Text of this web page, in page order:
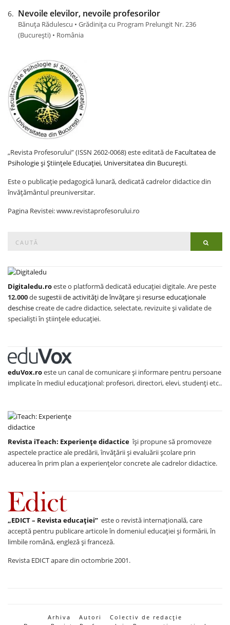
Nevoile elevilor, nevoile profesorilor
Bănuța Rădulescu • Grădinița cu Program Prelungit Nr. 236
(Bucureşti) • România
„Revista Profesorului” (ISSN 2602-0068) este editată de Facultatea de
Psihologie și Științele Educației, Universitatea din București.
Este o publicație pedagogică lunară, dedicată cadrelor didactice din
învățământul preuniversitar.
Pagina Revistei: www.revistaprofesorului.ro
for:
Digitaledu.roeste o platformă dedicată educației digitale. Are peste
12.000desugestii de activități de învățareși resurse educaționale
deschisecreate de cadre didactice, selectate, revizuite și validate de
specialiști în științele educației.
eduVox.roeste un canal de comunicare și informare pentru persoane
implicate în mediul educațional: profesori, directori, elevi, studenți etc..
Revista iTeach: Experienţe didactice îşi propune să promoveze
aspectele practice ale predării, învăţării şi evaluării şcolare prin
aducerea în prim plan a experienţelor concrete ale cadrelor didactice.
„EDICT – Revista educației” este o revistă internațională, care
acceptă pentru publicare articole în domeniul educației și formării, în
limbile română, engleză și franceză.
Revista EDICT apare din octombrie 2001.
Arhiva Autori
Colectiv de redacție